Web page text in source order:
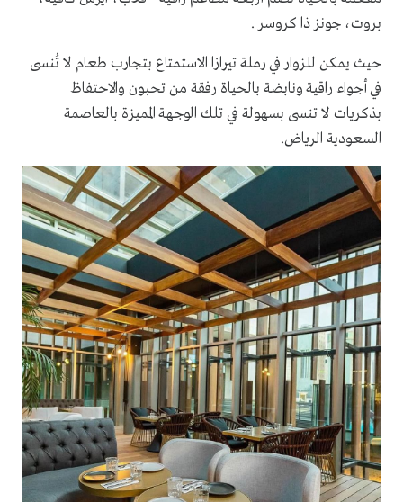
بروت، جونز ذا كروسر .
حيث يمكن للزوار في رملة تيرازا الاستمتاع بتجارب طعام لا تُنسى
في أجواء راقية ونابضة بالحياة رفقة من تحبون والاحتفاظ
بذكريات لا تنسى بسهولة في تلك الوجهة المميزة بالعاصمة
السعودية الرياض.